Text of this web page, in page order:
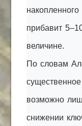
прибавит
величине.
По словам
возможно
снижении